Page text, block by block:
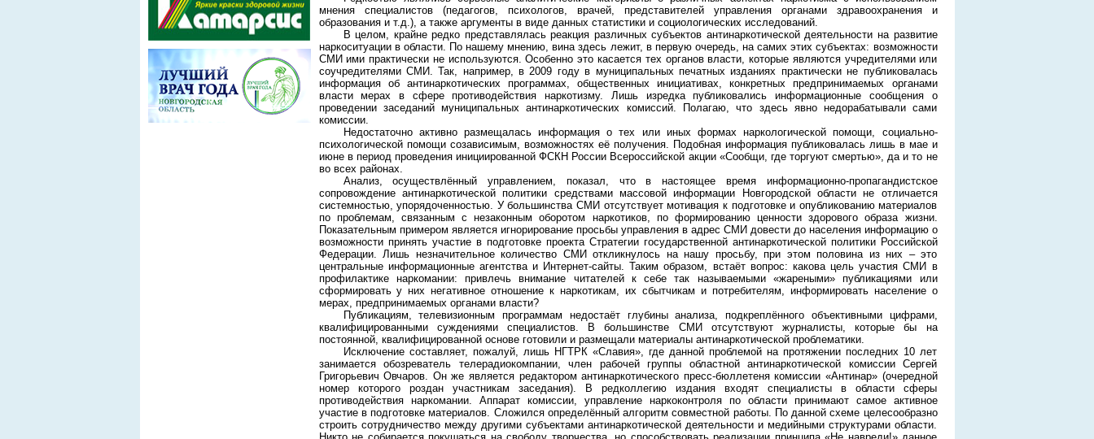
мнения специалистов (педагогов, психологов, врачей, представителей управления органами здравоохранения и
образования и т.д.), а также аргументы в виде данных статистики и социологических исследований.
В целом, крайне редко представлялась реакция различных субъектов антинаркотической деятельности на развитие
наркоситуации в области. По нашему мнению, вина здесь лежит, в первую очередь, на самих этих субъектах: возможности
СМИ ими практически не используются. Особенно это касается тех органов власти, которые являются учредителями или
соучредителями СМИ. Так, например, в 2009 году в муниципальных печатных изданиях практически не публиковалась
информация об антинаркотических программах, общественных инициативах, конкретных предпринимаемых органами
власти мерах в сфере противодействия наркотизму. Лишь изредка публиковались информационные сообщения о
проведении заседаний муниципальных антинаркотических комиссий. Полагаю, что здесь явно недорабатывали сами
комиссии.
Недостаточно активно размещалась информация о тех или иных формах наркологической помощи, социально-
психологической помощи созависимым, возможностях её получения. Подобная информация публиковалась лишь в мае и
июне в период проведения инициированной ФСКН России Всероссийской акции «Сообщи, где торгуют смертью», да и то не
во всех районах.
Анализ, осуществлённый управлением, показал, что в настоящее время информационно-пропагандистское
сопровождение антинаркотической политики средствами массовой информации Новгородской области не отличается
системностью, упорядоченностью. У большинства СМИ отсутствует мотивация к подготовке и опубликованию материалов
по проблемам, связанным с незаконным оборотом наркотиков, по формированию ценности здорового образа жизни.
Показательным примером является игнорирование просьбы управления в адрес СМИ довести до населения информацию о
возможности принять участие в подготовке проекта Стратегии государственной антинаркотической политики Российской
Федерации. Лишь незначительное количество СМИ откликнулось на нашу просьбу, при этом половина из них – это
центральные информационные агентства и Интернет-сайты. Таким образом, встаёт вопрос: какова цель участия СМИ в
профилактике наркомании: привлечь внимание читателей к себе так называемыми «жареными» публикациями или
сформировать у них негативное отношение к наркотикам, их сбытчикам и потребителям, информировать население о
мерах, предпринимаемых органами власти?
Публикациям, телевизионным программам недостаёт глубины анализа, подкреплённого объективными цифрами,
квалифицированными суждениями специалистов. В большинстве СМИ отсутствуют журналисты, которые бы на
постоянной, квалифицированной основе готовили и размещали материалы антинаркотической проблематики.
Исключение составляет, пожалуй, лишь НГТРК «Славия», где данной проблемой на протяжении последних 10 лет
занимается обозреватель телерадиокомпании, член рабочей группы областной антинаркотической комиссии Сергей
Григорьевич Овчаров. Он же является редактором антинаркотического пресс-бюллетеня комиссии «Антинар» (очередной
номер которого роздан участникам заседания). В редколлегию издания входят специалисты в области сферы
противодействия наркомании. Аппарат комиссии, управление наркоконтроля по области принимают самое активное
участие в подготовке материалов. Сложился определённый алгоритм совместной работы. По данной схеме целесообразно
строить сотрудничество между другими субъектами антинаркотической деятельности и медийными структурами области.